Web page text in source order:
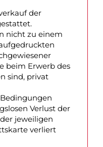
der
nicht zu einem
beim Erwerb des
sind, privat
Verlust der
jeweiligen
verliert